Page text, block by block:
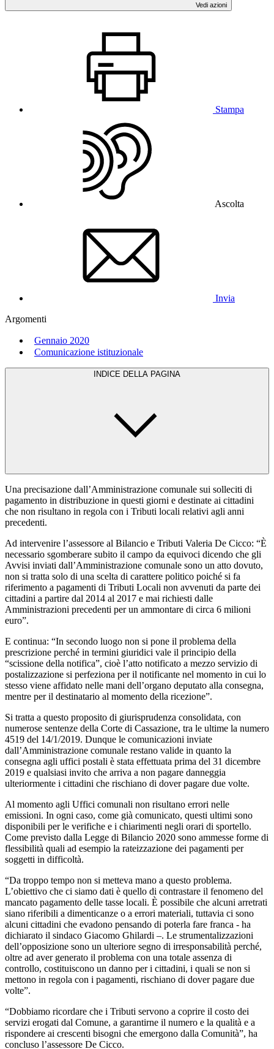
Vedi azioni
Stampa
Ascolta
Invia
Argomenti
Gennaio 2020
Comunicazione istituzionale
INDICE DELLA PAGINA
Una precisazione dall’Amministrazione comunale sui solleciti di
pagamento in distribuzione in questi giorni e destinate ai cittadini
che non risultano in regola con i Tributi locali relativi agli anni
precedenti.
Ad intervenire l’assessore al Bilancio e Tributi Valeria De Cicco: “È
necessario sgomberare subito il campo da equivoci dicendo che gli
Avvisi inviati dall’Amministrazione comunale sono un atto dovuto,
non si tratta solo di una scelta di carattere politico poiché si fa
riferimento a pagamenti di Tributi Locali non avvenuti da parte dei
cittadini a partire dal 2014 al 2017 e mai richiesti dalle
Amministrazioni precedenti per un ammontare di circa 6 milioni
euro”.
E continua: “In secondo luogo non si pone il problema della
prescrizione perché in termini giuridici vale il principio della
“scissione della notifica”, cioè l’atto notificato a mezzo servizio di
postalizzazione si perfeziona per il notificante nel momento in cui lo
stesso viene affidato nelle mani dell’organo deputato alla consegna,
mentre per il destinatario al momento della ricezione”.
Si tratta a questo proposito di giurisprudenza consolidata, con
numerose sentenze della Corte di Cassazione, tra le ultime la numero
4519 del 14/1/2019. Dunque le comunicazioni inviate
dall’Amministrazione comunale restano valide in quanto la
consegna agli uffici postali è stata effettuata prima del 31 dicembre
2019 e qualsiasi invito che arriva a non pagare danneggia
ulteriormente i cittadini che rischiano di dover pagare due volte.
Al momento agli Uffici comunali non risultano errori nelle
emissioni. In ogni caso, come già comunicato, questi ultimi sono
disponibili per le verifiche e i chiarimenti negli orari di sportello.
Come previsto dalla Legge di Bilancio 2020 sono ammesse forme di
flessibilità quali ad esempio la rateizzazione dei pagamenti per
soggetti in difficoltà.
“Da troppo tempo non si metteva mano a questo problema.
L’obiettivo che ci siamo dati è quello di contrastare il fenomeno del
mancato pagamento delle tasse locali. È possibile che alcuni arretrati
siano riferibili a dimenticanze o a errori materiali, tuttavia ci sono
alcuni cittadini che evadono pensando di poterla fare franca - ha
dichiarato il sindaco Giacomo Ghilardi –. Le strumentalizzazioni
dell’opposizione sono un ulteriore segno di irresponsabilità perché,
oltre ad aver generato il problema con una totale assenza di
controllo, costituiscono un danno per i cittadini, i quali se non si
mettono in regola con i pagamenti, rischiano di dover pagare due
volte”.
“Dobbiamo ricordare che i Tributi servono a coprire il costo dei
servizi erogati dal Comune, a garantirne il numero e la qualità e a
rispondere ai crescenti bisogni che emergono dalla Comunità”, ha
concluso l’assessore De Cicco.